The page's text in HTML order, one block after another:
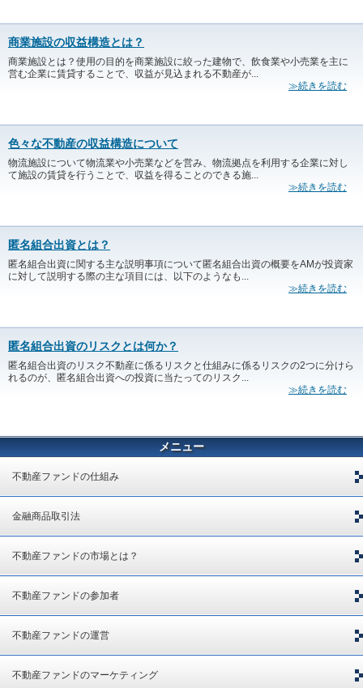
商業施設の収益構造とは？
商業施設とは？使用の目的を商業施設に絞った建物で、飲食業や小売業を主に
営む企業に賃貸することで、収益が見込まれる不動産が...
≫続きを読む
色々な不動産の収益構造について
物流施設について物流業や小売業などを営み、物流拠点を利用する企業に対し
て施設の賃貸を行うことで、収益を得ることのできる施...
≫続きを読む
匿名組合出資とは？
匿名組合出資に関する主な説明事項について匿名組合出資の概要をAMが投資家
に対して説明する際の主な項目には、以下のようなも...
≫続きを読む
匿名組合出資のリスクとは何か？
匿名組合出資のリスク不動産に係るリスクと仕組みに係るリスクの2つに分けら
れるのが、匿名組合出資への投資に当たってのリスク...
≫続きを読む
メニュー
不動産ファンドの仕組み
金融商品取引法
不動産ファンドの市場とは？
不動産ファンドの参加者
不動産ファンドの運営
不動産ファンドのマーケティング